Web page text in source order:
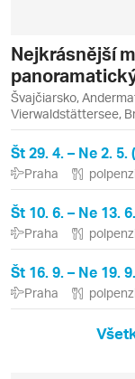
Nejkrásnější
Švajčiarsko,
Vierwaldstättersee,
Št 29. 4. – Ne 2. 5.
Praha
Št 10. 6. – Ne 13.
Praha
Št 16. 9. – Ne 19.
Praha